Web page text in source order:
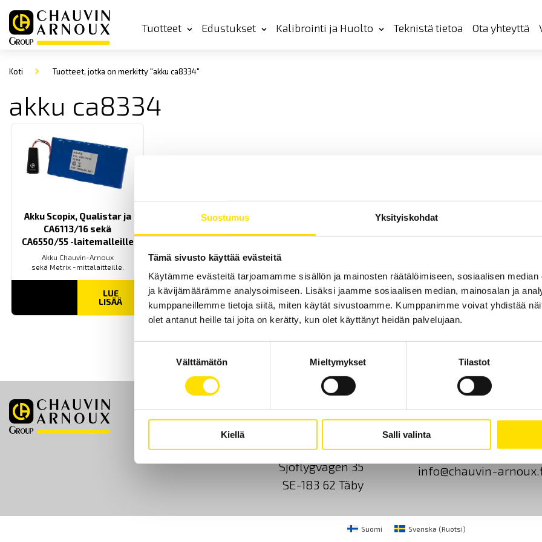
Suostumus Yksityiskohdat
Tämä sivusto käyttää evästeitä
Käytämme evästeitä tarjoamamme sisällön ja mainosten räätälöimiseen, sosiaalisen
ja kävijämäärämme analysoimiseen. Lisäksi jaamme sosiaalisen median, mainosalan ja
kumppaneillemme tietoja siitä, miten käytät sivustoamme. Kumppanimme voivat yhdistää
olet antanut heille tai joita on kerätty, kun olet käyttänyt heidän palvelujaan.
Välttämätön Mieltymykset Tilastot
Kiellä Salli valinta
Tuotteet Edustukset Kalibrointi ja Huolto Teknistä tietoa Ota yhteyttä
Koti Tuotteet, jotka on merkitty "akku ca8334"
akku ca8334
Akku Scopix, Qualistar ja
CA6113/16 sekä
CA6550/55 -laitemalleille
Akku Chauvin-Arnoux
sekä Metrix -mittalaitteille.
LUE
LISÄÄ
Etusivu Ota yhteyttä Tietoa meistä GDPR
CA Mätsystem AB
Sjöflygvägen 35
SE-183 62 Täby
+46 8 50 52 68 00
info@chauvin-
Suomi Svenska (Ruotsi)